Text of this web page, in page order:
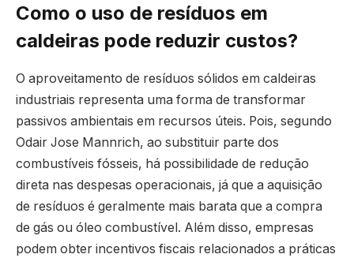
Como o uso de resíduos em
caldeiras pode reduzir custos?
O aproveitamento de resíduos sólidos em caldeiras
industriais representa uma forma de transformar
passivos ambientais em recursos úteis. Pois, segundo ​​
Odair Jose Mannrich, ao substituir parte dos
combustíveis fósseis, há possibilidade de redução
direta nas despesas operacionais, já que a aquisição
de resíduos é geralmente mais barata que a compra
de gás ou óleo combustível. Além disso, empresas
podem obter incentivos fiscais relacionados a práticas